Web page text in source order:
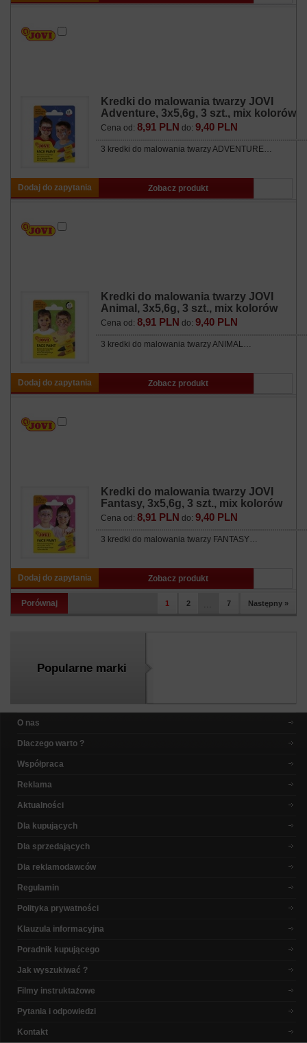
Kredki do malowania twarzy JOVI
Adventure, 3x5,6g, 3 szt., mix kolorów
Cena od: 8,91 PLN do: 9,40 PLN
3 kredki do malowania twarzy ADVENTURE…
Dodaj do zapytania Zobacz produkt
Kredki do malowania twarzy JOVI
Animal, 3x5,6g, 3 szt., mix kolorów
Cena od: 8,91 PLN do: 9,40 PLN
3 kredki do malowania twarzy ANIMAL…
Dodaj do zapytania Zobacz produkt
Kredki do malowania twarzy JOVI
Fantasy, 3x5,6g, 3 szt., mix kolorów
Cena od: 8,91 PLN do: 9,40 PLN
3 kredki do malowania twarzy FANTASY…
Dodaj do zapytania Zobacz produkt
Porównaj 1 2 7 Następny »
Popularne marki
O nas
Dlaczego warto ?
Współpraca
Reklama
Aktualności
Dla kupujących
Dla sprzedających
Dla reklamodawców
Regulamin
Polityka prywatności
Klauzula informacyjna
Poradnik kupującego
Jak wyszukiwać ?
Filmy instruktażowe
Pytania i odpowiedzi
Kontakt